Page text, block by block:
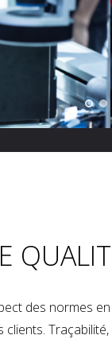
des normes
clients.